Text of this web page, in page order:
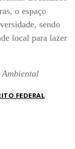
o espaço
sendo
local para lazer
FEDERAL